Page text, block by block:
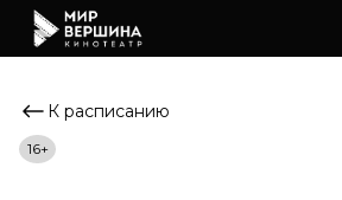
К расписанию
16+